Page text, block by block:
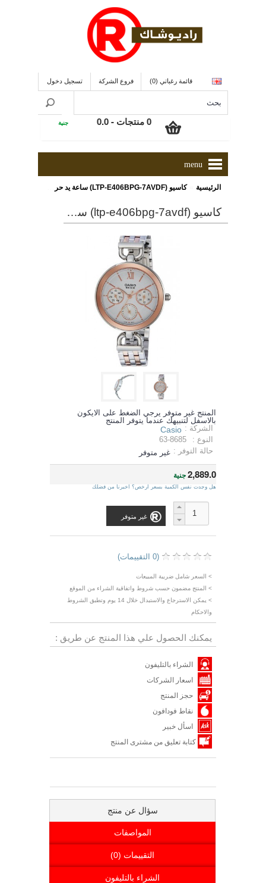
قائمة رغباتي (0) فروع الشركة تسجيل دخول
0 منتجات - 0.0 جنية
menu
الرئيسية »كاسيو (LTP-E406BPG-7AVDF) ساعة يد حريمي - ONLINE
كاسيو (ltp-e406bpg-7avdf) ساعة يد حريمي - online
المنتج غير متوفر يرجي الضغط على الايكون
بالاسفل لتنبيهك عندما يتوفر المنتج
الشركة : Casio
النوع :
63-8685
حالة التوفر : غير متوفر
2,889.0جنية
هل وجدت نفس الكمية بسعر ارخص؟ اخبرنا من فضلك
غير متوفر
(0 التقييمات)
> السعر شامل ضريبة المبيعات
> المنتج مضمون حسب شروط واتفاقية الشراء من الموقع
> يمكن الاسترجاع والاستبدال خلال 14 يوم وتطبق الشروط
والاحكام
يمكنك الحصول علي هذا المنتج عن طريق :
الشراء بالتليفون
اسعار الشركات
حجز المنتج
نقاط فودافون
اسأل خبير
كتابة تعليق من مشترى المنتج
سؤال عن منتج
المواصفات
التقييمات (0)
الشراء بالتليفون